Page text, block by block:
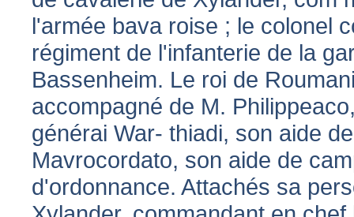
l'armée bava roise ; le colonel
régiment de l'infanterie de la
Bassenheim. Le roi de
accompagné de M.
générai War- thiadi, son aide
Mavrocordato, son aide de
d'ordonnance. Attachés sa